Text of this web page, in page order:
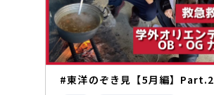
#東洋のぞき見【5月編】Part.2